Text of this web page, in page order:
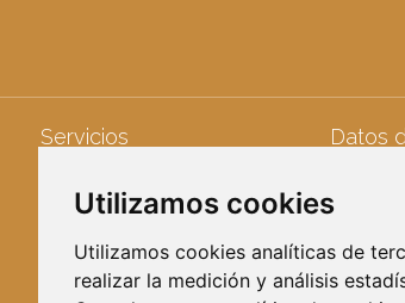
Utilizamos cookies
Utilizamos cookies analíticas de
realizar la medición y análisis
Servicios
Recogida de enseres
Datos